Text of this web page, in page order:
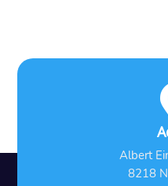
Albert
8218